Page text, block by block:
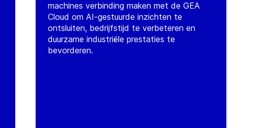
machines verbinding maken met de GEA
Cloud om AI-gestuurde inzichten te
ontsluiten, bedrijfstijd te verbeteren en
duurzame industriële prestaties te
bevorderen.